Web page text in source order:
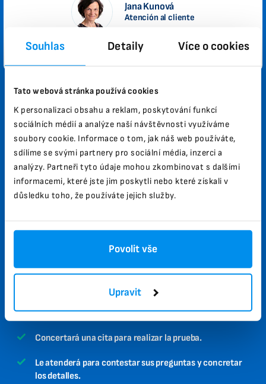
Souhlas Detaily Více o cookies
Tato webová stránka používá cookies
K personalizaci obsahu a reklam, poskytování funkcí
sociálních médií a analýze naší návštěvnosti využíváme
soubory cookie. Informace o tom, jak náš web používáte,
sdílíme se svými partnery pro sociální média, inzerci a
analýzy. Partneři tyto údaje mohou zkombinovat s dalšími
informacemi, které jste jim poskytli nebo které získali v
důsledku toho, že používáte jejich služby.
Povolit vše
Upravit
Jana Kunová
Atención al cliente
Política de privacidadInformación complementaria
¿Por qué Biomag?
Alto rendimiento y eficacia de los efectos terapéuticos.
Ayuda a mejorar la salud.
Ya en 40 países de todo el mundo.
30 años de experiencia en el sector.
Más de 100 000 clientes satisfechos.
¿Cómo se realiza la prueba?
Sólo tiene que solicitar la prueba mediante este
Un especialista se pondrá en contacto con Ud.
Concertará una cita para realizar la prueba.
Le atenderá para contestar sus preguntas y concretar
los detalles.